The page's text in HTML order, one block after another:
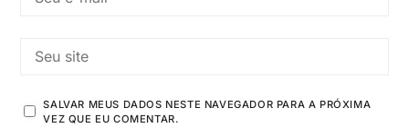
SALVAR MEUS DADOS NESTE NAVEGADOR PARA A PRÓXIMA
VEZ QUE EU COMENTAR.